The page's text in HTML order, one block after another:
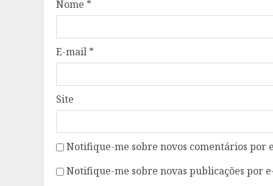
Nome *
E-mail *
Site
Notifique-me sobre novos comentários por
Notifique-me sobre novas publicações por